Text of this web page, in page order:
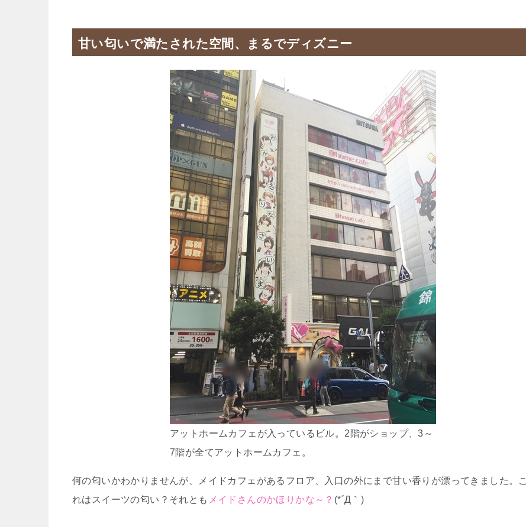
甘い匂いで満たされた空間、まるでディズニー
アットホームカフェが入っているビル。2階がショップ、3～
7階が全てアットホームカフェ。
何の匂いかわかりませんが、メイドカフェがあるフロア、入口の外にまで甘い香りが漂ってきました。こ
れはスイーツの匂い？それとも メイドさんのかほりかな～？ (*´Д｀)